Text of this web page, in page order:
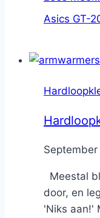
Asics GT-
ByNicole
Meestal
door, en
'Niks aan!'